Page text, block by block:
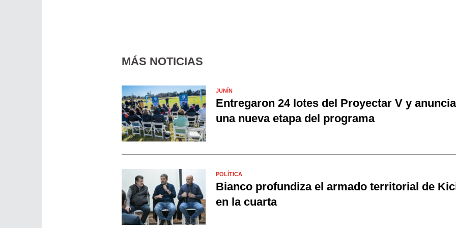
MÁS NOTICIAS
JUNÍN
Entregaron 24 lotes del Proyectar V y
una nueva etapa del programa
POLÍTICA
Bianco profundiza el armado territorial de
en la cuarta